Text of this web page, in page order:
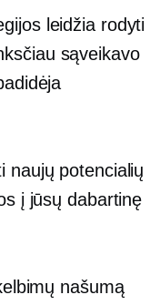
leidžia rodyti
sąveikavo
naujų potencialių
į jūsų dabartinę
našumą